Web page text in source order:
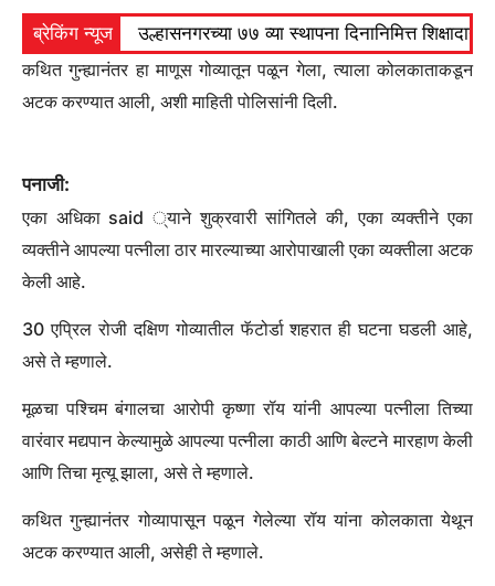
ब्रेकिंग न्यूज उल्हासनगरच्या ७७ व्या स्थापना दिनानिमित्त
कथित गुन्ह्यानंतर हा माणूस गोव्यातून पळून गेला, त्याला कोलकाताकडून
अटक करण्यात आली, अशी माहिती पोलिसांनी दिली.
पनाजी:
एका अधिका said ्याने शुक्रवारी सांगितले की, एका व्यक्तीने एका
व्यक्तीने आपल्या पत्नीला ठार मारल्याच्या आरोपाखाली एका व्यक्तीला अटक
केली आहे.
30 एप्रिल रोजी दक्षिण गोव्यातील फॅटोर्डा शहरात ही घटना घडली आहे,
असे ते म्हणाले.
मूळचा पश्चिम बंगालचा आरोपी कृष्णा रॉय यांनी आपल्या पत्नीला तिच्या
वारंवार मद्यपान केल्यामुळे आपल्या पत्नीला काठी आणि बेल्टने मारहाण केली
आणि तिचा मृत्यू झाला, असे ते म्हणाले.
कथित गुन्ह्यानंतर गोव्यापासून पळून गेलेल्या रॉय यांना कोलकाता येथून
अटक करण्यात आली, असेही ते म्हणाले.